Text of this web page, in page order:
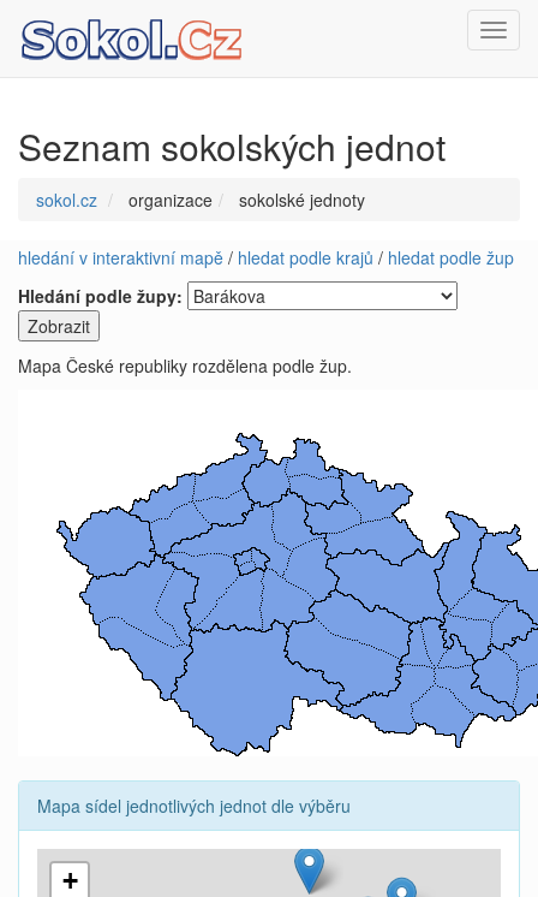
Seznam sokolských jednot
sokol.cz organizace sokolské jednoty
hledání v interaktivní mapě / hledat podle krajů / hledat podle žup
Hledání podle župy:
Mapa České republiky rozdělena podle žup.
Mapa sídel jednotlivých jednot dle výběru
+